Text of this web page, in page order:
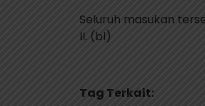
Seluruh masukan
II. (bl)
Tag Terkait: